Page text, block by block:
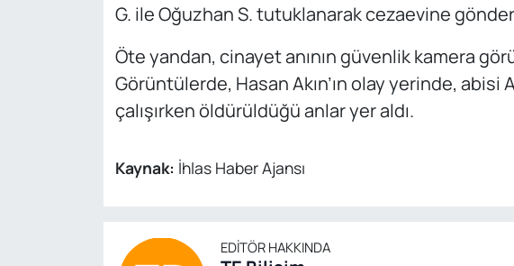
G. ile Oğuzhan S. tutuklanarak cezaevine
Öte yandan, cinayet anının güvenlik kamera
Görüntülerde, Hasan Akın’ın olay yerinde, abisi
çalışırken öldürüldüğü anlar yer aldı.
Kaynak: İhlas Haber Ajansı
EDITÖR HAKKINDA